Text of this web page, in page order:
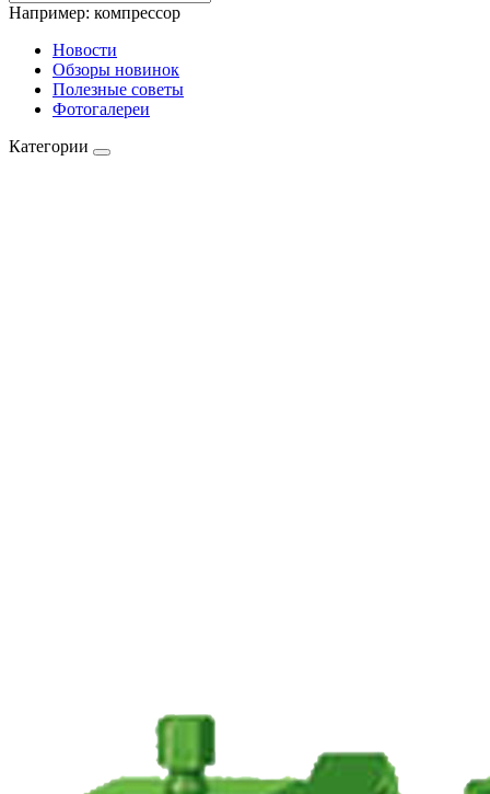
Например: компрессор
Новости
Обзоры новинок
Полезные советы
Фотогалереи
Категории